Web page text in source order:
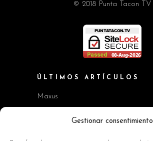
Gestionar consentimiento
© 2018 Punta Tacon TV
ÚLTIMOS ARTÍCULOS
Maxus
Workshop BMW Neue Klasse